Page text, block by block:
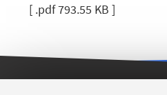
[ .pdf 793.55 KB ]